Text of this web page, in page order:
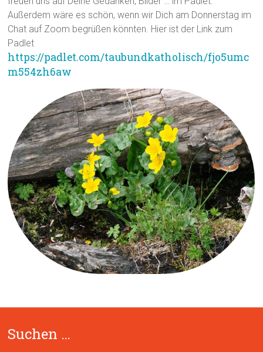
Außerdem wäre es schön, wenn wir Dich am Donnerstag im
Chat auf Zoom begrüßen könnten. Hier ist der Link zum
Padlet
https://padlet.com/taubundkatholisch/fjo5umc
m554zh6aw
Suchen …